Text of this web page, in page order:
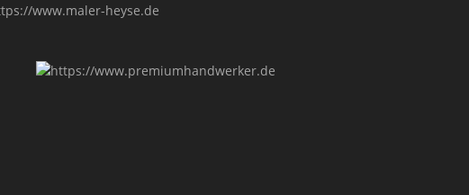
www.maler-heyse.de